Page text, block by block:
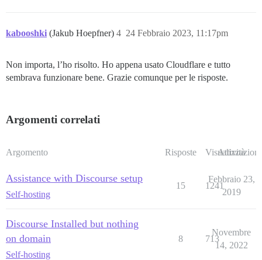
kabooshki (Jakub Hoepfner) 24 Febbraio 2023, 11:17pm
4
Non importa, l’ho risolto. Ho appena usato Cloudflare e tutto
sembrava funzionare bene. Grazie comunque per le risposte.
Argomenti correlati
Argomento Risposte Visualizzazioni
Attività
Assistance with Discourse setup
Self-hosting
15 1241
Febbraio 23,
2019
Discourse Installed but nothing
on domain
Self-hosting
8 713
Novembre
14, 2022